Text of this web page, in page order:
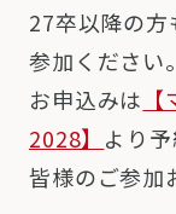
27卒以降の
参加ください。
お申込みは
2028】 より
皆様のご参加